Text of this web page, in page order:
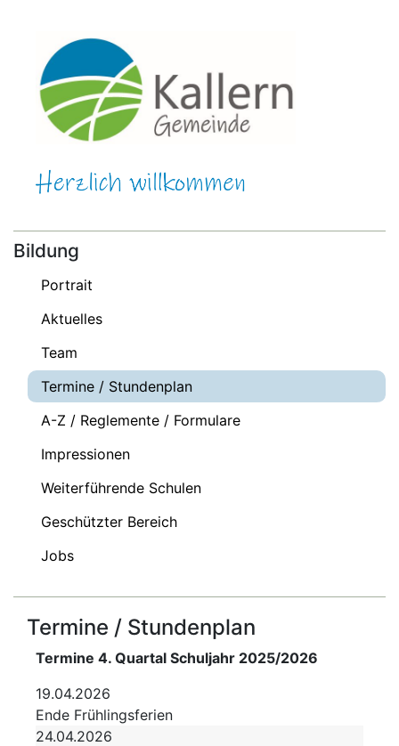
Bildung
Portrait
Aktuelles
Team
Termine / Stundenplan
A-Z / Reglemente / Formulare
Impressionen
Weiterführende Schulen
Geschützter Bereich
Jobs
Termine / Stundenplan
Termine 4. Quartal Schuljahr 2025/2026
19.04.2026
Ende Frühlingsferien
24.04.2026